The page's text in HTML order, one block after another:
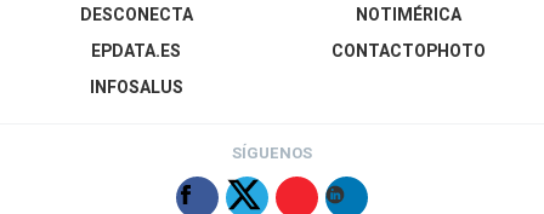
DESCONECTA
EPDATA.ES
INFOSALUS
NOTIMÉRICA
CONTACTOPHOTO
SÍGUENOS